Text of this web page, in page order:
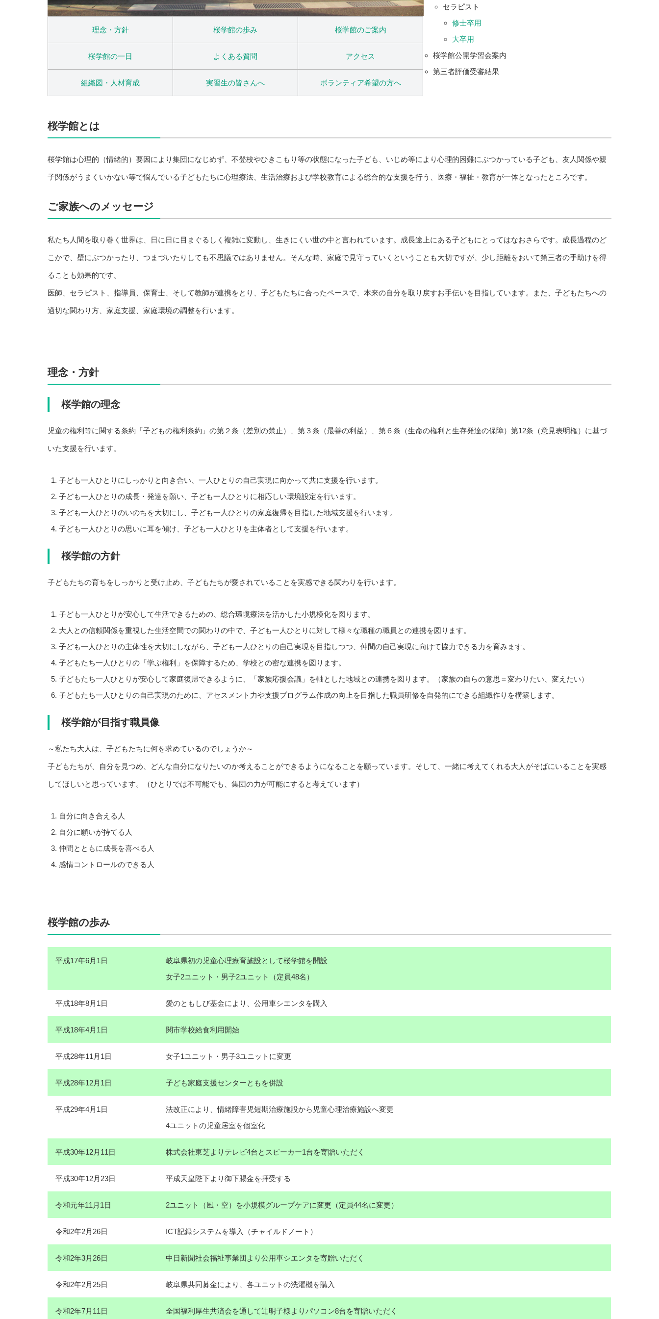
理念・方針 桜学館の歩み 桜学館のご案内
桜学館の一日 よくある質問 アクセス
組織図・人材育成 実習生の皆さんへ ボランティア希望の方へ
セラピスト
修士卒用
大卒用
桜学館公開学習会案内
第三者評価受審結果
桜学館とは
桜学館は心理的（情緒的）要因により集団になじめず、不登校やひきこもり等の状態になった子ども、いじめ等により心理的困難にぶつかっている子ども、友人関係や親
子関係がうまくいかない等で悩んでいる子どもたちに心理療法、生活治療および学校教育による総合的な支援を行う、医療・福祉・教育が一体となったところです。
ご家族へのメッセージ
私たち人間を取り巻く世界は、日に日に目まぐるしく複雑に変動し、生きにくい世の中と言われています。成長途上にある子どもにとってはなおさらです。成長過程のど
こかで、壁にぶつかったり、つまづいたりしても不思議ではありません。そんな時、家庭で見守っていくということも大切ですが、少し距離をおいて第三者の手助けを得
ることも効果的です。
医師、セラピスト、指導員、保育士、そして教師が連携をとり、子どもたちに合ったペースで、本来の自分を取り戻すお手伝いを目指しています。また、子どもたちへの
適切な関わり方、家庭支援、家庭環境の調整を行います。
理念・方針
桜学館の理念
児童の権利等に関する条約「子どもの権利条約」の第２条（差別の禁止）、第３条（最善の利益）、第６条（生命の権利と生存発達の保障）第12条（意見表明権）に基づ
いた支援を行います。
子ども一人ひとりにしっかりと向き合い、一人ひとりの自己実現に向かって共に支援を行います。
子ども一人ひとりの成長・発達を願い、子ども一人ひとりに相応しい環境設定を行います。
子ども一人ひとりのいのちを大切にし、子ども一人ひとりの家庭復帰を目指した地域支援を行います。
子ども一人ひとりの思いに耳を傾け、子ども一人ひとりを主体者として支援を行います。
桜学館の方針
子どもたちの育ちをしっかりと受け止め、子どもたちが愛されていることを実感できる関わりを行います。
子ども一人ひとりが安心して生活できるための、総合環境療法を活かした小規模化を図ります。
大人との信頼関係を重視した生活空間での関わりの中で、子ども一人ひとりに対して様々な職種の職員との連携を図ります。
子ども一人ひとりの主体性を大切にしながら、子ども一人ひとりの自己実現を目指しつつ、仲間の自己実現に向けて協力できる力を育みます。
子どもたち一人ひとりの「学ぶ権利」を保障するため、学校との密な連携を図ります。
子どもたち一人ひとりが安心して家庭復帰できるように、「家族応援会議」を軸とした地域との連携を図ります。（家族の自らの意思＝変わりたい、変えたい）
子どもたち一人ひとりの自己実現のために、アセスメント力や支援プログラム作成の向上を目指した職員研修を自発的にできる組織作りを構築します。
桜学館が目指す職員像
～私たち大人は、子どもたちに何を求めているのでしょうか～
子どもたちが、自分を見つめ、どんな自分になりたいのか考えることができるようになることを願っています。そして、一緒に考えてくれる大人がそばにいることを実感
してほしいと思っています。（ひとりでは不可能でも、集団の力が可能にすると考えています）
自分に向き合える人
自分に願いが持てる人
仲間とともに成長を喜べる人
感情コントロールのできる人
桜学館の歩み
平成17年6月1日
岐阜県初の児童心理療育施設として桜学館を開設
女子2ユニット・男子2ユニット（定員48名）
平成18年8月1日 愛のともしび基金により、公用車シエンタを購入
平成18年4月1日 関市学校給食利用開始
平成28年11月1日 女子1ユニット・男子3ユニットに変更
平成28年12月1日 子ども家庭支援センターともを併設
平成29年4月1日
法改正により、情緒障害児短期治療施設から児童心理治療施設へ変更
4ユニットの児童居室を個室化
平成30年12月11日 株式会社東芝よりテレビ4台とスピーカー1台を寄贈いただく
平成30年12月23日 平成天皇陛下より御下賜金を拝受する
令和元年11月1日 2ユニット（風・空）を小規模グループケアに変更（定員44名に変更）
令和2年2月26日 ICT記録システムを導入（チャイルドノート）
令和2年3月26日 中日新聞社会福祉事業団より公用車シエンタを寄贈いただく
令和2年2月25日 岐阜県共同募金により、各ユニットの洗濯機を購入
令和2年7月11日 全国福利厚生共済会を通して辻明子様よりパソコン8台を寄贈いただく